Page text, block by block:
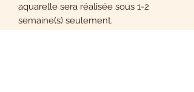
aquarelle sera réalisée sous 1-2
semaine(s) seulement.